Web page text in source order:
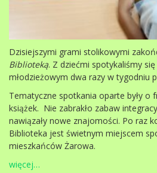
Dzisiejszymi grami stolikowymi
Biblioteką. Z dziećmi spotykaliśmy
młodzieżowym dwa razy w tygodniu
Tematyczne spotkania oparte były o
książek. Nie zabrakło zabaw
nawiązały nowe znajomości. Po raz
Biblioteka jest świetnym miejscem
mieszkańców Żarowa.
więcej…